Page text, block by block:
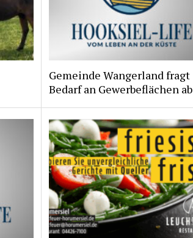
Gemeinde Wangerland fragt
Bedarf an Gewerbeflächen ab